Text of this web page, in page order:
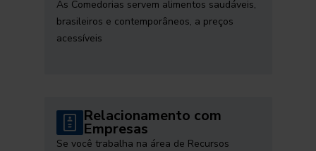
As Comedorias servem alimentos saudáveis,
brasileiros e contemporâneos, a preços
acessíveis
Relacionamento com
Empresas
Se você trabalha na área de Recursos